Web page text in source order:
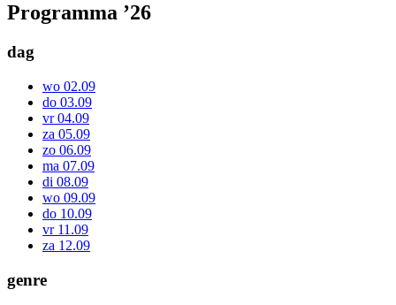
Programma ’26
dag
wo 02.09
do 03.09
vr 04.09
za 05.09
zo 06.09
ma 07.09
di 08.09
wo 09.09
do 10.09
vr 11.09
za 12.09
genre